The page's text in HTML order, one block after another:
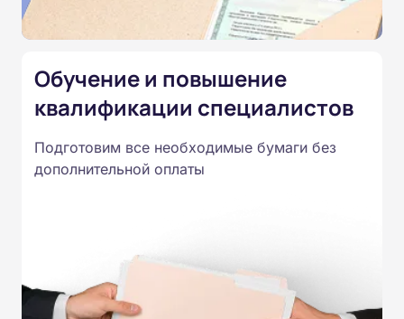
Обучение и повышение
квалификации специалистов
Подготовим все необходимые бумаги без
дополнительной оплаты